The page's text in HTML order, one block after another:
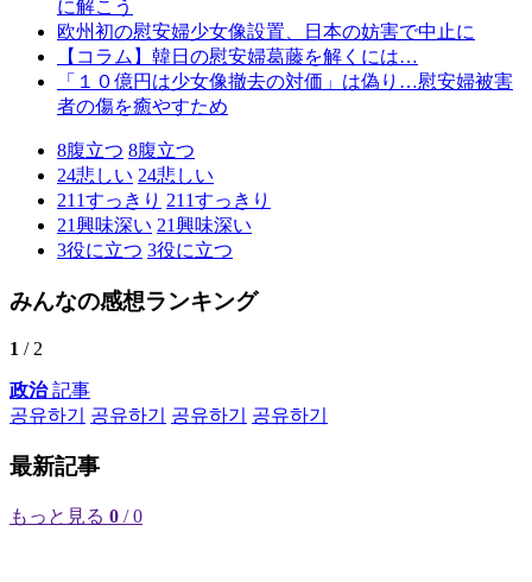
に解こう
欧州初の慰安婦少女像設置、日本の妨害で中止に
【コラム】韓日の慰安婦葛藤を解くには…
「１０億円は少女像撤去の対価」は偽り…慰安婦被害
者の傷を癒やすため
8腹立つ 8腹立つ
24悲しい 24悲しい
211すっきり 211すっきり
21興味深い 21興味深い
3役に立つ 3役に立つ
みんなの感想ランキング
1 / 2
政治記事
공유하기
공유하기 공유하기 공유하기
最新記事
もっと見る 0 / 0